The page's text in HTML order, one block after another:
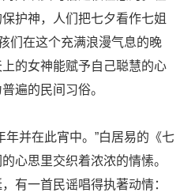
护神，人们把七夕看作七姐
们在这个充满浪漫气息的晚
的女神能赋予自己聪慧的心
遍的民间习俗。
并在此宵中。”白居易的《七
心思里交织着浓浓的情愫。
有一首民谣唱得执著动情：